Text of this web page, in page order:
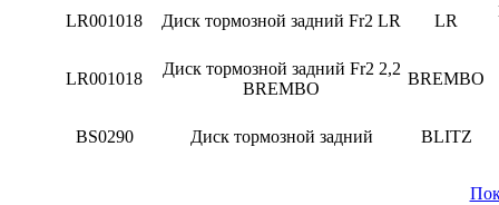
LR001018 Диск тормозной задний Fr2 LR LR
LR001018
Диск тормозной задний Fr2 2,2
BREMBO
BREMBO
BS0290 Диск тормозной задний BLITZ